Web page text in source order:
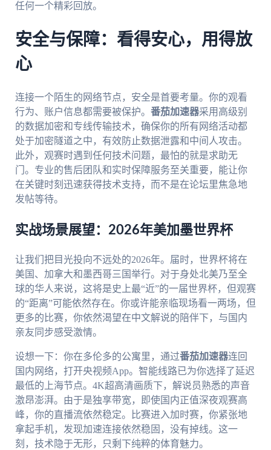
任何一个精彩回放。
安全与保障：看得安心，用得放
心
连接一个陌生的网络节点，安全是首要考量。你的观看
行为、账户信息都需要被保护。 番茄加速器采用高级别
的数据加密和专线传输技术，确保你的所有网络活动都
处于加密隧道之中，有效防止数据泄露和中间人攻击。
此外，观赛时遇到任何技术问题，最怕的就是求助无
门。专业的售后团队和实时保障服务至关重要，能让你
在关键时刻迅速获得技术支持，而不是在论坛里焦急地
发帖等待。
实战场景展望：2026年美加墨世界杯
让我们把目光投向不远处的2026年。届时，世界杯将在
美国、加拿大和墨西哥三国举行。对于身处北美乃至全
球的华人来说，这将是史上最“近”的一届世界杯，但观赛
的“距离”可能依然存在。你或许能亲临现场看一两场，但
更多的比赛，你依然渴望在中文解说的陪伴下，与国内
亲友同步感受激情。
设想一下：你在多伦多的公寓里，通过番茄加速器连回
国内网络，打开央视频App。智能线路已为你选择了延迟
最低的上海节点。4K超高清画质下，解说员熟悉的声音
激昂澎湃。由于是独享带宽，即使国内正值深夜观赛高
峰，你的直播流依然稳定。比赛进入加时赛，你紧张地
拿起手机，发现加速连接依然稳固，没有掉线。这一
刻，技术隐于无形，只剩下纯粹的体育魅力。